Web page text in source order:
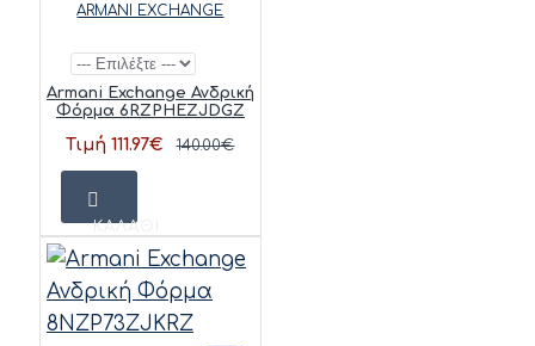
ARMANI EXCHANGE
Armani Exchange Ανδρική
Φόρμα 6RZPHEZJDGZ
Τιμή 111.97€ 140.00€
ΚΑΛΆΘΙ